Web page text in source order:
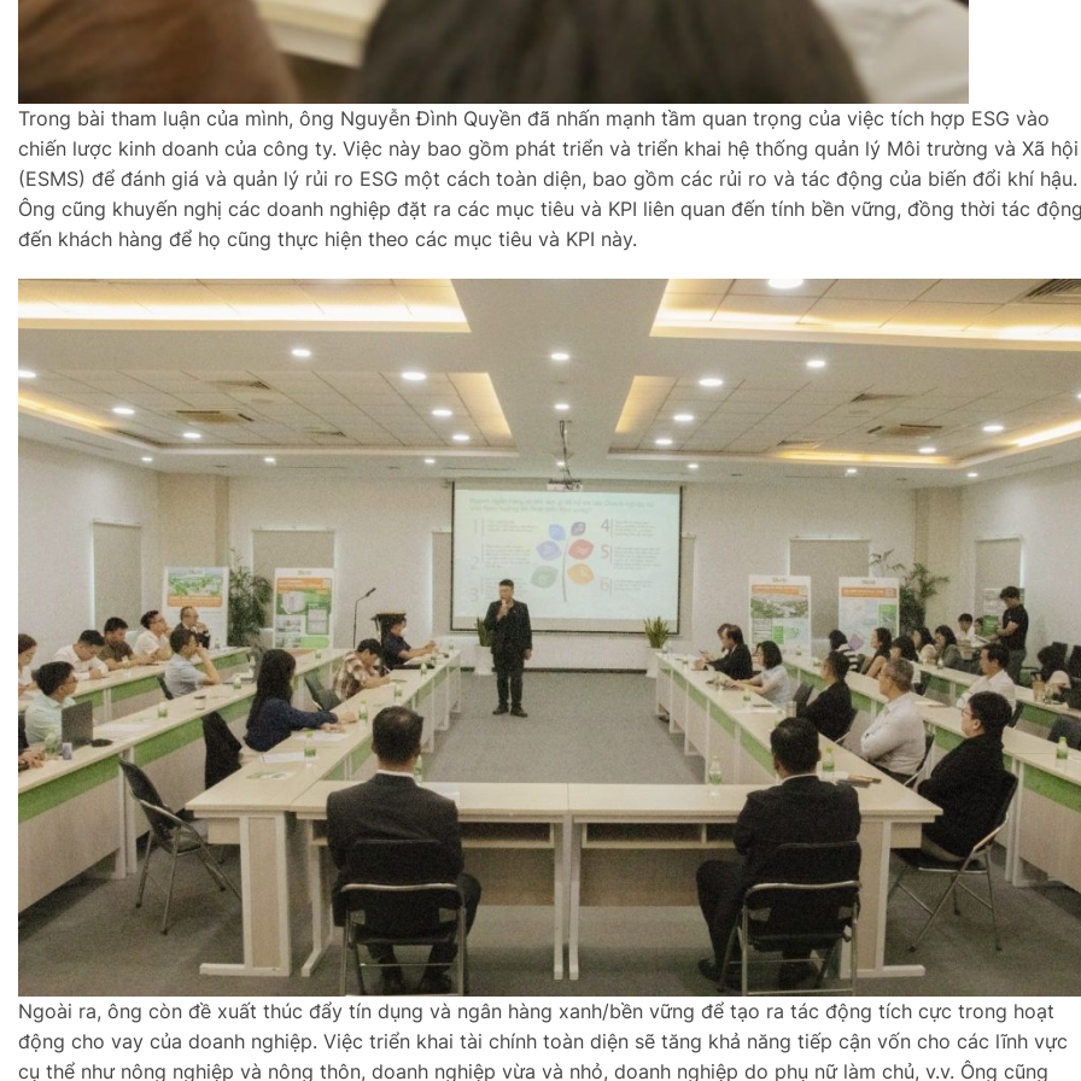
Trong bài tham luận của mình, ông Nguyễn Đình Quyền đã nhấn mạnh tầm quan trọng của việc tích hợp ESG vào
chiến lược kinh doanh của công ty. Việc này bao gồm phát triển và triển khai hệ thống quản lý Môi trường và Xã hội
(ESMS) để đánh giá và quản lý rủi ro ESG một cách toàn diện, bao gồm các rủi ro và tác động của biến đổi khí hậu.
Ông cũng khuyến nghị các doanh nghiệp đặt ra các mục tiêu và KPI liên quan đến tính bền vững, đồng thời tác
đến khách hàng để họ cũng thực hiện theo các mục tiêu và KPI này.
Ngoài ra, ông còn đề xuất thúc đẩy tín dụng và ngân hàng xanh/bền vững để tạo ra tác động tích cực trong hoạt
động cho vay của doanh nghiệp. Việc triển khai tài chính toàn diện sẽ tăng khả năng tiếp cận vốn cho các lĩnh vực
cụ thể như nông nghiệp và nông thôn, doanh nghiệp vừa và nhỏ, doanh nghiệp do phụ nữ làm chủ, v.v. Ông cũng